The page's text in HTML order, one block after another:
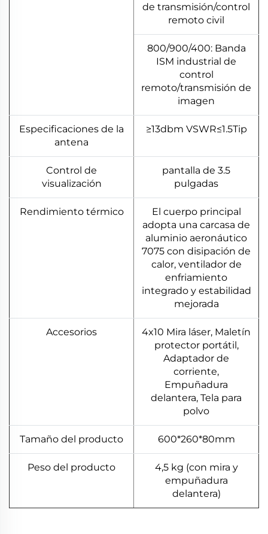
de transmisión/control
remoto civil
800/900/400: Banda
ISM industrial de
control
remoto/transmisión de
imagen
Especificaciones de la
antena
≥13dbm VSWR≤1.5Tip
Control de
visualización
pantalla de 3.5
pulgadas
Rendimiento térmico
El cuerpo principal
adopta una carcasa de
aluminio aeronáutico
7075 con disipación de
calor, ventilador de
enfriamiento
integrado y estabilidad
mejorada
Accesorios
4x10 Mira láser, Maletín
protector portátil,
Adaptador de
corriente,
Empuñadura
delantera, Tela para
polvo
Tamaño del producto 600*260*80mm
Peso del producto
4,5 kg (con mira y
empuñadura
delantera)